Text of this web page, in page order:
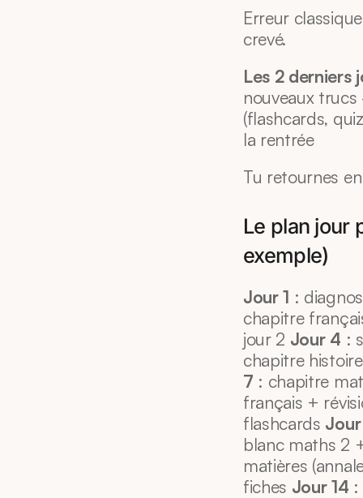
Erreur
crevé.
Les 2 derniers
nouveaux
(flashcards,
la rentrée
Tu retournes
Le plan jour
exemple)
Jour 1 :
chapitre
jour 2 Jour 4 :
chapitre
7 : chapitre
français +
flashcards
blanc maths 2
matières
fiches Jour 14